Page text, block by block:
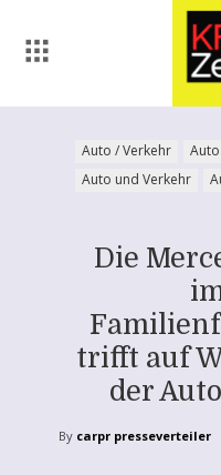
Auto / Verkehr
Auto und Verkehr
Die
trifft auf
der
By carpr presseverteiler